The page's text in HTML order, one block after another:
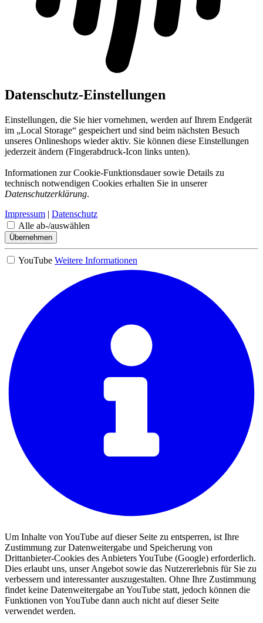
Datenschutz-Einstellungen
Einstellungen, die Sie hier vornehmen, werden auf Ihrem Endgerät
im „Local Storage“ gespeichert und sind beim nächsten Besuch
unseres Onlineshops wieder aktiv. Sie können diese Einstellungen
jederzeit ändern (Fingerabdruck-Icon links unten).
Informationen zur Cookie-Funktionsdauer sowie Details zu
technisch notwendigen Cookies erhalten Sie in unserer
Datenschutzerklärung.
Impressum | Datenschutz
Alle ab-/auswählen
Übernehmen
YouTube Weitere Informationen
Um Inhalte von YouTube auf dieser Seite zu entsperren, ist Ihre
Zustimmung zur Datenweitergabe und Speicherung von
Drittanbieter-Cookies des Anbieters YouTube (Google) erforderlich.
Dies erlaubt uns, unser Angebot sowie das Nutzererlebnis für Sie zu
verbessern und interessanter auszugestalten. Ohne Ihre Zustimmung
findet keine Datenweitergabe an YouTube statt, jedoch können die
Funktionen von YouTube dann auch nicht auf dieser Seite
verwendet werden.